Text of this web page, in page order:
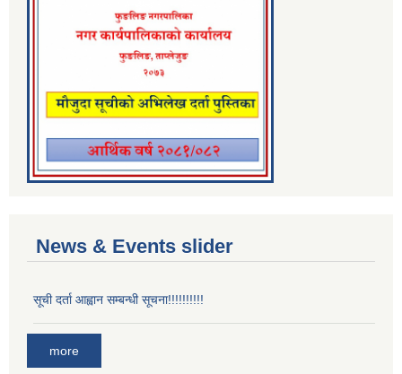
News & Events slider
सूची दर्ता आह्वान सम्बन्धी सूचना!!!!!!!!!!
more